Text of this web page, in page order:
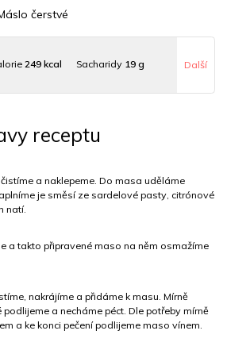
čerstvé
249 kcal Sacharidy 19 g
Cholesterol65.6 mg
Vláknina 14056.7 mg
Vitamín C7.6 mg
Další
receptu
a naklepeme. Do masa uděláme
je směsí ze sardelové pasty, citrónové
natí.
a takto připravené maso na něm osmažíme
nakrájíme a přidáme k masu. Mírně
a necháme péct. Dle potřeby mírně
a ke konci pečení podlijeme maso vínem.